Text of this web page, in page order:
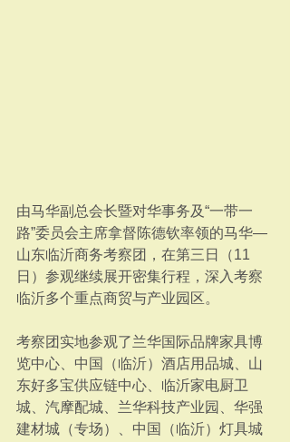
由马华副总会长暨对华事务及“一带一
路”委员会主席拿督陈德钦率领的马华—
山东临沂商务考察团，在第三日（11
日）参观继续展开密集行程，深入考察
临沂多个重点商贸与产业园区。﻿
考察团实地参观了兰华国际品牌家具博
览中心、中国（临沂）酒店用品城、山
东好多宝供应链中心、临沂家电厨卫
城、汽摩配城、兰华科技产业园、华强
建材城（专场）、中国（临沂）灯具城